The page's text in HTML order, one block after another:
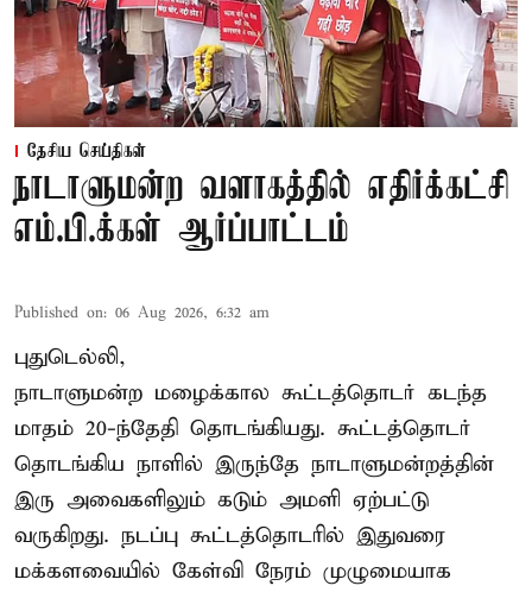
தேசிய செய்திகள்
நாடாளுமன்ற வளாகத்தில் எதிர்க்கட்சி
எம்.பி.க்கள் ஆர்ப்பாட்டம்
Published on: 06 Aug 2026, 6:32 am
புதுடெல்லி,
நாடாளுமன்ற மழைக்கால கூட்டத்தொடர் கடந்த
மாதம் 20-ந்தேதி தொடங்கியது. கூட்டத்தொடர்
தொடங்கிய நாளில் இருந்தே நாடாளுமன்றத்தின்
இரு அவைகளிலும் கடும் அமளி ஏற்பட்டு
வருகிறது. நடப்பு கூட்டத்தொடரில் இதுவரை
மக்களவையில் கேள்வி நேரம் முழுமையாக